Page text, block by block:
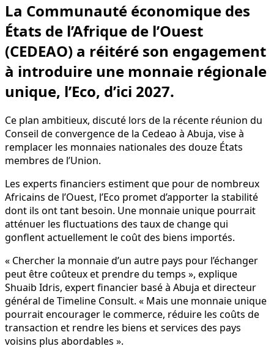
La Communauté économique des
États de l’Afrique de l’Ouest
(CEDEAO) a réitéré son engagement
à introduire une monnaie régionale
unique, l’Eco, d’ici 2027.
Ce plan ambitieux, discuté lors de la récente réunion du
Conseil de convergence de la Cedeao à Abuja, vise à
remplacer les monnaies nationales des douze États
membres de l’Union.
Les experts financiers estiment que pour de nombreux
Africains de l’Ouest, l’Eco promet d’apporter la stabilité
dont ils ont tant besoin. Une monnaie unique pourrait
atténuer les fluctuations des taux de change qui
gonflent actuellement le coût des biens importés.
« Chercher la monnaie d’un autre pays pour l’échanger
peut être coûteux et prendre du temps », explique
Shuaib Idris, expert financier basé à Abuja et directeur
général de Timeline Consult. « Mais une monnaie unique
pourrait encourager le commerce, réduire les coûts de
transaction et rendre les biens et services des pays
voisins plus abordables ».